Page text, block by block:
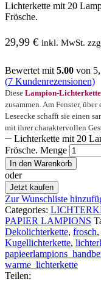
Lichterkette mit 20
Frösche.
29,99 € inkl. MwSt.
Bewertet mit 5.00 von
(7 Kundenrezensionen)
Diese Lampion-Lichterkette
zusammen. Am Fenster,
Leseecke schafft sie einen
mit ihrer charaktervollen
Lichterkette mit 20
Frösche. Menge
In den Warenkorb
oder
Jetzt kaufen
Zur Wunschliste
Categories:
PAPIER LAMPIONS
Dekolichterkette, frosch,
Kugellichterkette,
warme_lichterkette
Teilen: